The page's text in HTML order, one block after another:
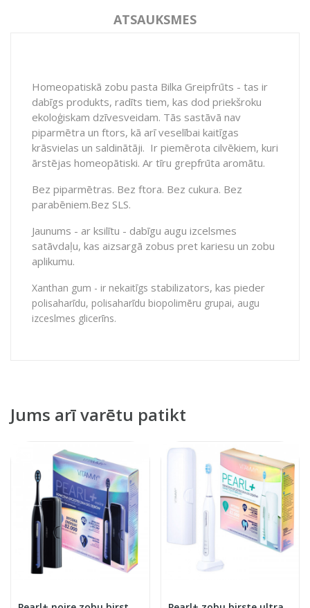
ATSAUKSMES
Homeopatiskā zobu pasta Bilka Greipfrūts - tas ir
dabīgs produkts, radīts tiem, kas dod priekšroku
ekoloģiskam dzīvesveidam. Tās sastāvā nav
piparmētra un ftors, kā arī veselībai kaitīgas
krāsvielas un saldinātāji. Ir piemērota cilvēkiem, kuri
ārstējas homeopātiski. Ar tīru grepfrūta aromātu.
Bez piparmētras. Bez ftora. Bez cukura. Bez
parabēniem.Bez SLS.
Jaunums - ar ksilītu - dabīgu augu izcelsmes
satāvdaļu, kas aizsargā zobus pret kariesu un zobu
aplikumu.
Xanthan gum - ir nekaitīgs stabilizators, kas pieder
polisaharīdu, polisaharīdu biopolimēru grupai, augu
izceslmes glicerīns.
Jums arī varētu patikt